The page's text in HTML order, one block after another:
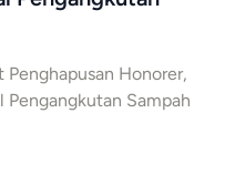
Penghapusan Honorer,
Pengangkutan Sampah